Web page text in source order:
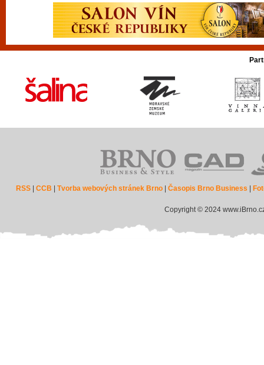
RSS |CCB |Tvorba webových stránek Brno |Časopis Brno Business
Copyright © 2024